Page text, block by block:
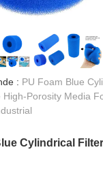
: PU Foam Blue
High-Porosity Media
Cylindrical